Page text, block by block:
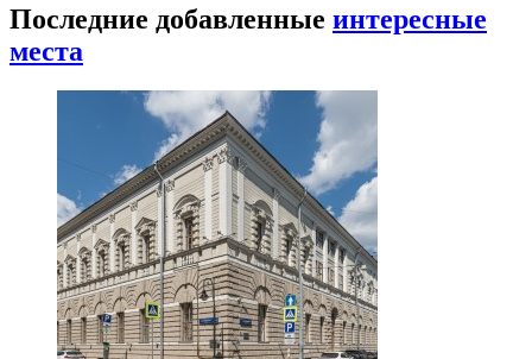
Последние добавленные интересные
места